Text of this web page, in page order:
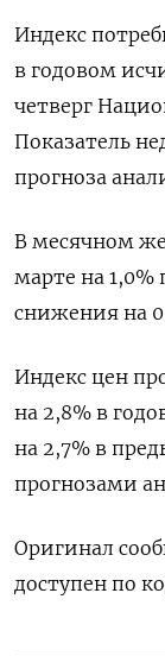
Индекс
в годовом
четверг
Показатель
прогноза
В месячном
марте на 1,0%
снижения на
Индекс цен
на 2,8% в
на 2,7% в
прогнозами
Оригинал
доступен по